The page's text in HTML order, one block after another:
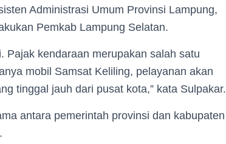
Administrasi Umum Provinsi Lampung,
Pemkab Lampung Selatan.
Pajak kendaraan merupakan salah satu
mobil Samsat Keliling, pelayanan akan
tinggal jauh dari pusat kota,” kata Sulpakar.
antara pemerintah provinsi dan kabupaten